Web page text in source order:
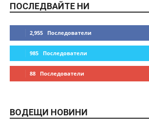
ПОСЛЕДВАЙТЕ НИ
2,955 Последователи
985 Последователи
88 Последователи
ВОДЕЩИ НОВИНИ